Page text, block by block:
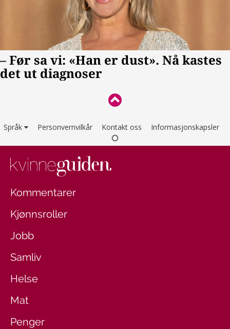
Språk Personvernvilkår Kontakt oss Informasjonskapsler
Kommentarer
Kjønnsroller
Jobb
Samliv
Helse
Mat
Penger